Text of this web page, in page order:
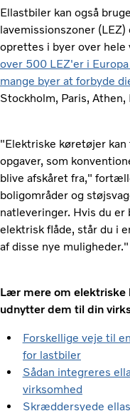
Ellastbiler kan også
lavemissionszoner
oprettes i byer over
over 500 LEZ'er i
mange byer at forbyde
Stockholm, Paris, Athen,
"Elektriske køretøjer kan
opgaver, som
blive afskåret fra,"
boligområder og
natleveringer. Hvis du
elektrisk flåde, står du i
af disse nye muligheder."
Lær mere om elektriske
udnytter dem til din
Forskellige veje til
for lastbiler
Sådan integreres
virksomhed
Skræddersyede